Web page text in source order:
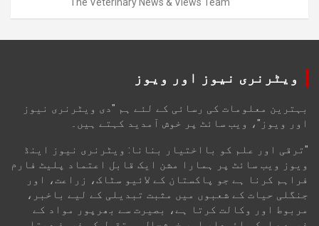
The Veterinary News & Views Team
ویٹرنری نیوز اور ویوز
بہترین معلومات کی رسائی کے لئے ہم "دی ویٹرنری نیوز
اور ویوز"، ویب سائٹ پر خوش آمدید کہتے ہیں۔
"ترقی اور علم کو بااختیار بنانا: ویٹرنری نیوز اینڈ
ویوز ویب سائٹ پر ہمارا مشن ایک قابل اعتماد پلیٹ فارم
فراہم کرنا ہے جو پاکستان کے لائیو سٹاک، زراعت، اور
جنگلی حیات کے شعبوں میں مثبت تبدیلی کے لیے باخبر،
مربوط اور وکالت کرتا ہے، بصیرت سے بھرپور مواد کے